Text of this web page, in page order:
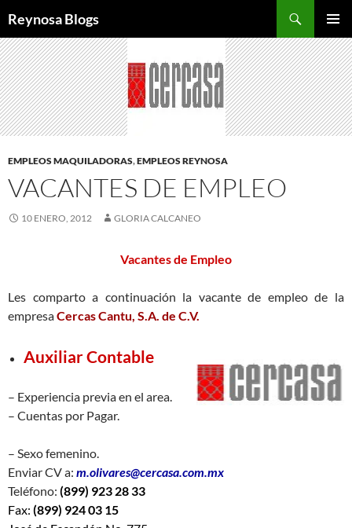
Reynosa Blogs
MENÚ
AL
CONTENIDO
EMPLEOS MAQUILADORAS,EMPLEOS REYNOSA
VACANTES DE EMPLEO
10 ENERO, 2012 GLORIA CALCANEO
Vacantes de Empleo
Les comparto a continuación la vacante de empleo de la
empresaCercas Cantu, S.A. de C.V.
Auxiliar Contable
– Experiencia previa en el area.
– Cuentas por Pagar.
– Sexo femenino.
Enviar CV a: m.olivares@cercasa.com.mx
Teléfono: (899) 923 28 33
Fax: (899) 924 03 15